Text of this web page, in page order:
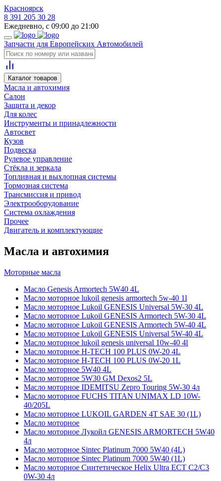
Красноярск
8 391 205 30 28
Ежедневно, с 09:00 до 21:00
Запчасти для Европейских Автомобилей
Каталог товаров
Масла и автохимия
Салон
Защита и декор
Для колес
Инструменты и принадлежности
Автосвет
Кузов
Подвеска
Рулевое управление
Стёкла и зеркала
Топливная и выхлопная системы
Тормозная система
Трансмиссия и привод
Электрооборудование
Система охлаждения
Прочее
Двигатель и комплектующие
Масла и автохимия
Моторные масла
Масло Genesis Armortech 5W40 4L
Масло моторное lukoil genesis armortech 5w-40 1l
Масло моторное Lukoil GENESIS Universal 5W-30 4L
Масло моторное Lukoil GENESIS Armortech 5W-30 4L
Масло моторное Lukoil GENESIS Armortech 5W-40 4L
Масло моторное Lukoil GENESIS Universal 5W-40 4L
Масло моторное lukoil genesis universal 10w-40 4l
Масло моторное H-TECH 100 PLUS 0W-20 4L
Масло моторное H-TECH 100 PLUS 0W-20 1L
Масло моторное 5W40 4L
Масло моторное 5W30 GM Dexos2 5L
Масло моторное IDEMITSU Zepro Touring 5W-30 4л
Масло моторное FUCHS TITAN UNIMAX LD 10W-
40/205L
Масло моторное LUKOIL GARDEN 4Т SAE 30 (1L)
Масло моторное
Масло моторное Лукойл GENESIS ARMORTECH 5W40
4л
Масло моторное Sintec Platinum 7000 5W40 (4L)
Масло моторное Sintec Platinum 7000 5W40 (1L)
Масло моторное Синтетическое Helix Ultra ECT C2/C3
0W-30 4л